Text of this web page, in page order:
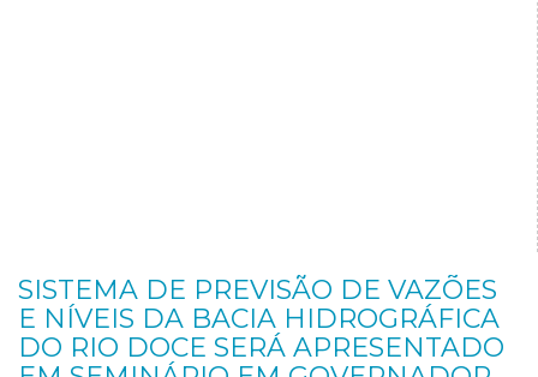
SISTEMA DE PREVISÃO DE VAZÕES
E NÍVEIS DA BACIA HIDROGRÁFICA
DO RIO DOCE SERÁ APRESENTADO